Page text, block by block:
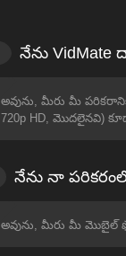
నేను
అవును, మీరు మీ
720p HD, మొదలైనవి)
నేను నా
అవును, మీరు మీ మొబైల్